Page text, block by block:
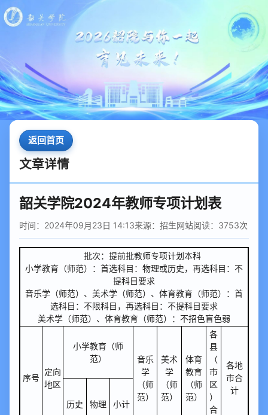
返回首页
文章详情
韶关学院2024年教师专项计划表
时间：2024年09月23日 14:13来源：招生网站阅读： 3753次
批次：提前批教师专项计划本科
小学教育（师范）：首选科目：物理或历史，再选科目：不
提科目要求
音乐学（师范）、美术学（师范）、体育教育（师范）：首
选科目：不限科目，再选科目：不提科目要求
美术学（师范）、体育教育（师范）：不招色盲色弱
序号
定向
地区
小学教育（师
范）
音乐
学
（师
范）
美术
学
（师
范）
体育
教育
（师
范）
各
县
（
市
区
）
合
各地
市合
计
历史
物理 小计